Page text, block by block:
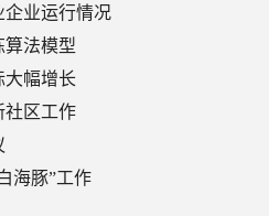
企业运行情况
算法模型
大幅增长
社区工作
海豚”工作